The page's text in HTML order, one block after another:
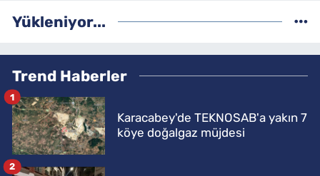
Yükleniyor...
Trend Haberler
Karacabey'de TEKNOSAB'a yakın 7
köye doğalgaz müjdesi
1
2